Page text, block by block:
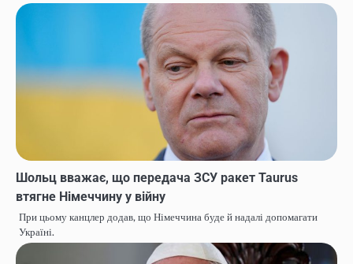
Шольц вважає, що передача ЗСУ ракет Taurus
втягне Німеччину у війну
При цьому канцлер додав, що Німеччина буде й надалі допомагати
Україні.